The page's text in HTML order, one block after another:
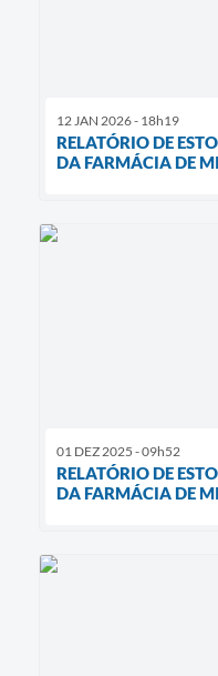
12 JAN 2026 - 18h19
RELATÓRIO DE
DA FARMÁCIA DE
01 DEZ 2025 - 09h52
RELATÓRIO DE
DA FARMÁCIA DE